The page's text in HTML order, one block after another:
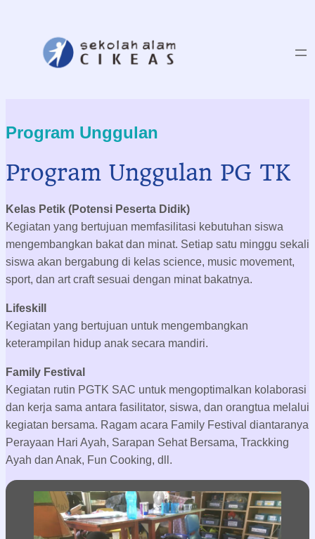
Program Unggulan
Program Unggulan PG TK
Kelas Petik (Potensi Peserta Didik)
Kegiatan yang bertujuan memfasilitasi kebutuhan siswa
mengembangkan bakat dan minat. Setiap satu minggu sekali
siswa akan bergabung di kelas science, music movement,
sport, dan art craft sesuai dengan minat bakatnya.
Lifeskill
Kegiatan yang bertujuan untuk mengembangkan
keterampilan hidup anak secara mandiri.
Family Festival
Kegiatan rutin PGTK SAC untuk mengoptimalkan kolaborasi
dan kerja sama antara fasilitator, siswa, dan orangtua melalui
kegiatan bersama. Ragam acara Family Festival diantaranya
Perayaan Hari Ayah, Sarapan Sehat Bersama, Trackking
Ayah dan Anak, Fun Cooking, dll.